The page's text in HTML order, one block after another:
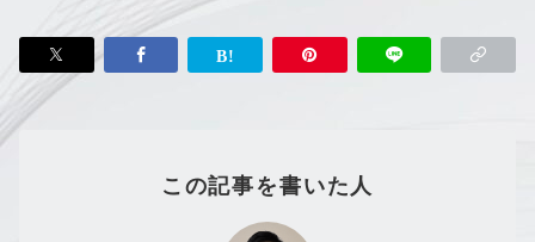
この記事を書いた人